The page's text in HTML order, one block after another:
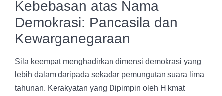
Kebebasan atas Nama
Demokrasi: Pancasila dan
Kewarganegaraan
Sila keempat menghadirkan dimensi demokrasi yang
lebih dalam daripada sekadar pemungutan suara lima
tahunan. Kerakyatan yang Dipimpin oleh Hikmat